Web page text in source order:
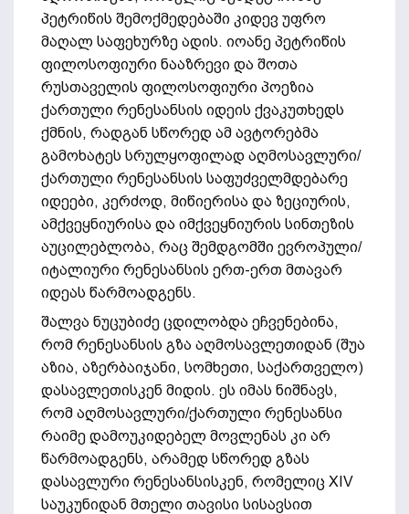
პეტრიწის შემოქმედებაში კიდევ უფრო
მაღალ საფეხურზე ადის. იოანე პეტრიწის
ფილოსოფიური ნააზრევი და შოთა
რუსთაველის ფილოსოფიური პოეზია
ქართული რენესანსის იდეის ქვაკუთხედს
ქმნის, რადგან სწორედ ამ ავტორებმა
გამოხატეს სრულყოფილად აღმოსავლური/
ქართული რენესანსის საფუძველმდებარე
იდეები, კერძოდ, მიწიერისა და ზეციურის,
ამქვეყნიურისა და იმქვეყნიურის სინთეზის
აუცილებლობა, რაც შემდგომში ევროპული/
იტალიური რენესანსის ერთ-ერთ მთავარ
იდეას წარმოადგენს.
შალვა ნუცუბიძე ცდილობდა ეჩვენებინა,
რომ რენესანსის გზა აღმოსავლეთიდან (შუა
აზია, აზერბაიჯანი, სომხეთი, საქართველო)
დასავლეთისკენ მიდის. ეს იმას ნიშნავს,
რომ აღმოსავლური/ქართული რენესანსი
რაიმე დამოუკიდებელ მოვლენას კი არ
წარმოადგენს, არამედ სწორედ გზას
დასავლური რენესანსისკენ, რომელიც XIV
საუკუნიდან მთელი თავისი სისავსით